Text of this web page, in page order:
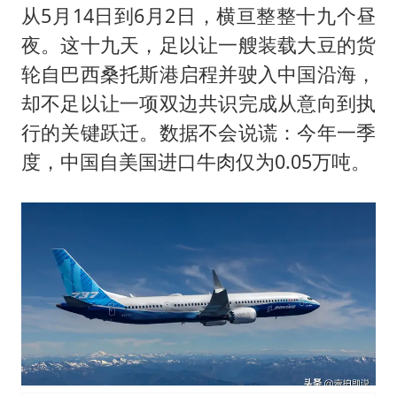
从5月14日到6月2日，横亘整整十九个昼
夜。这十九天，足以让一艘装载大豆的货
轮自巴西桑托斯港启程并驶入中国沿海，
却不足以让一项双边共识完成从意向到执
行的关键跃迁。数据不会说谎：今年一季
度，中国自美国进口牛肉仅为0.05万吨。